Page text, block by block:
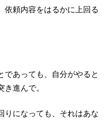
依頼内容をはるかに上回る
であっても、自分がやると
進んで。
りになっても、それはあな